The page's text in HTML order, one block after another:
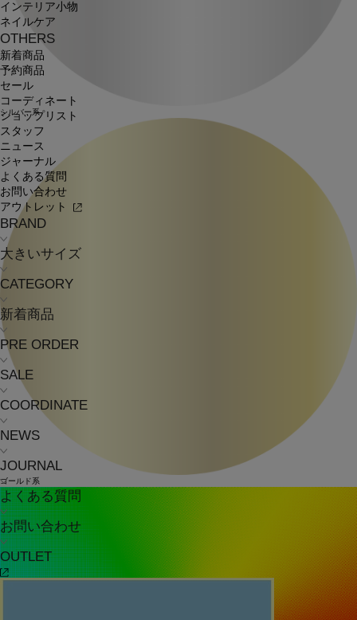
インテリア小物
ネイルケア
OTHERS
新着商品
予約商品
セール
コーディネート
ショップリスト
スタッフ
ニュース
ジャーナル
よくある質問
お問い合わせ
アウトレット
BRAND
大きいサイズ
CATEGORY
新着商品
PRE ORDER
SALE
COORDINATE
NEWS
JOURNAL
よくある質問
お問い合わせ
OUTLET
シルバー系
ゴールド系